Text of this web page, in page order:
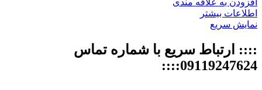
افزودن به علاقه مندی
اطلاعات بیشتر
نمایش سریع
:::: ارتباط سریع با شماره تماس
09119247624::::